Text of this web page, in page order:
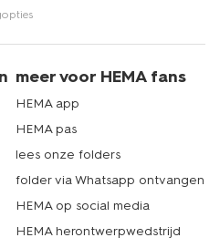
meer voor HEMA fans
HEMA app
HEMA pas
lees onze folders
folder via Whatsapp ontvangen
HEMA op social media
HEMA herontwerpwedstrijd